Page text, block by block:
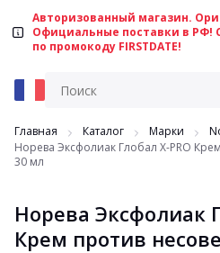
Авторизованный магазин.
Официальные поставки в РФ!
по промокоду FIRSTDATE!
Главная Каталог Марки
Норева Эксфолиак Глобал X-PRO
30 мл
Норева Эксфолиак
Крем против